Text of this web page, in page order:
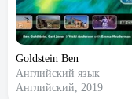
Goldstein Ben
Английский язык
Английский, 2019